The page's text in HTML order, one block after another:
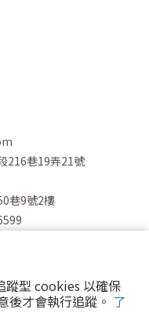
蹤型 cookies 以確保
後才會執行追蹤。 了
216巷19弄21號
巷9號2樓